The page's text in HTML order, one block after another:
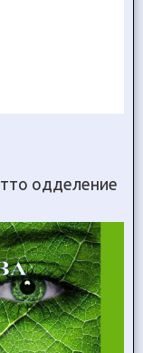
одделение